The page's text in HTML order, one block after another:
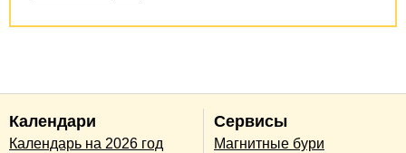
Календари
Календарь на 2026 год
Сервисы
Магнитные бури